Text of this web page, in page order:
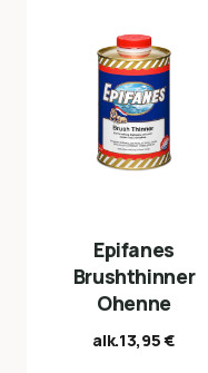
Epifanes
Brushthinner
Ohenne
alk.13,95€